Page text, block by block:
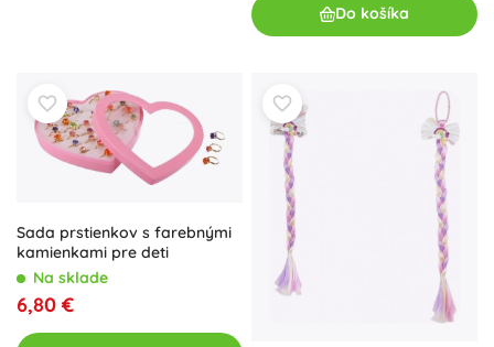
Do košíka
Sada prstienkov s farebnými
kamienkami pre deti
Na sklade
6,80 €